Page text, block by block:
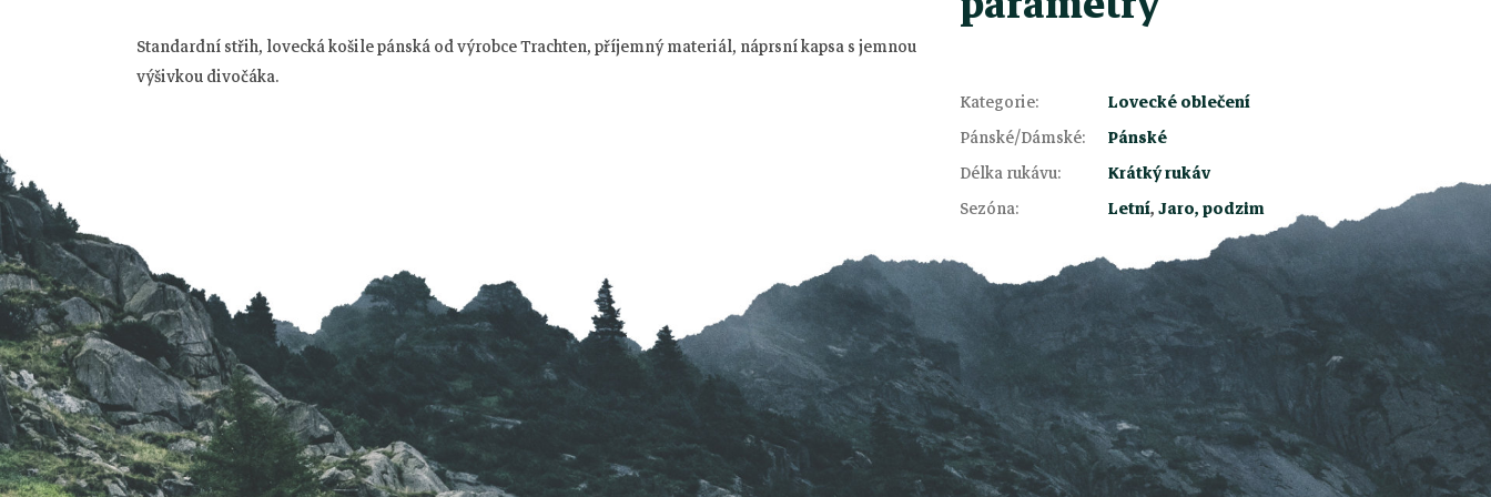
Standardní střih, lovecká košile pánská od výrobce Trachten, příjemný materiál, náprsní kapsa s jemnou
výšivkou divočáka.
Kategorie:
Lovecké oblečení
Pánské/Dámské:
Pánské
Délka rukávu:
Krátký rukáv
Sezóna: Letní,Jaro, podzim
p
a
t
í